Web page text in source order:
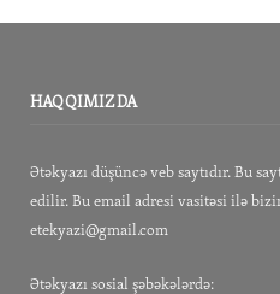
HAQQIMIZDA
Ətəkyazı düşüncə veb saytıdır. Bu
edilir. Bu email adresi vasitəsi ilə
etekyazi@gmail.com
Ətəkyazı sosial şəbəkələrdə: